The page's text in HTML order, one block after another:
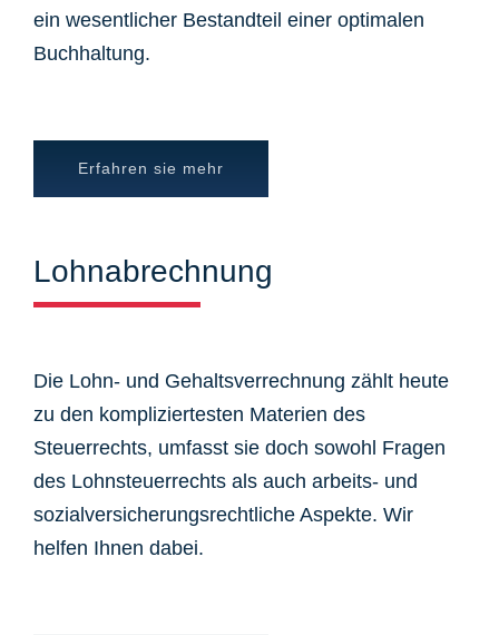
ein wesentlicher Bestandteil einer optimalen
Buchhaltung.
Erfahren sie mehr
Lohnabrechnung
Die Lohn- und Gehaltsverrechnung zählt heute
zu den kompliziertesten Materien des
Steuerrechts, umfasst sie doch sowohl Fragen
des Lohnsteuerrechts als auch arbeits- und
sozialversicherungsrechtliche Aspekte. Wir
helfen Ihnen dabei.